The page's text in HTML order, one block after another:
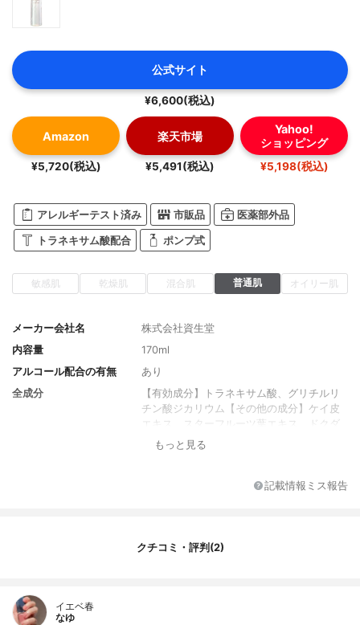
公式サイト
¥6,600(税込)
Amazon
¥5,720(税込)
楽天市場
¥5,491(税込)
Yahoo!
ショッピング
¥5,198(税込)
アレルギーテスト済み 市販品 医薬部外品
トラネキサム酸配合 ポンプ式
敏感肌 乾燥肌 混合肌 普通肌 オイリー肌
メーカー会社名
株式会社資生堂
内容量
170ml
アルコール配合の有無
あり
全成分
【有効成分】トラネキサム酸、グリチルリ
チン酸ジカリウム【その他の成分】ケイ皮
エキス、スターフルーツ葉エキス、ドクダ
ミエキス、ウイキョウエキス、精製水、エ
ル、濃グリセリン、ジプロピレングリコー
テル、クエン酸ナトリウム、エデト酸二ナ
もっと見る
記載情報ミス報告
クチコミ・評判(2)
イエベ春
なゆ